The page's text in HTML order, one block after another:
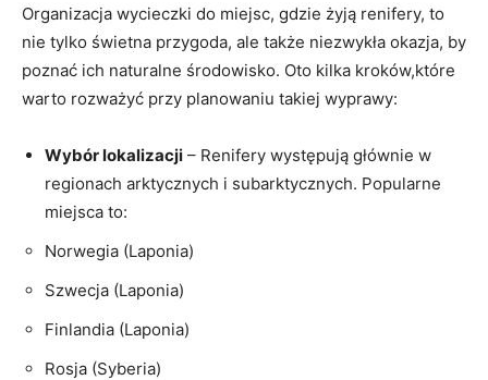
Organizacja wycieczki do miejsc, gdzie żyją renifery, to
nie tylko świetna przygoda, ale także niezwykła okazja, by
poznać ich naturalne środowisko. Oto kilka kroków,które
warto rozważyć przy planowaniu takiej wyprawy:
Wybór lokalizacji – Renifery występują głównie w
regionach arktycznych i subarktycznych. Popularne
miejsca to:
Norwegia (Laponia)
Szwecja (Laponia)
Finlandia (Laponia)
Rosja (Syberia)